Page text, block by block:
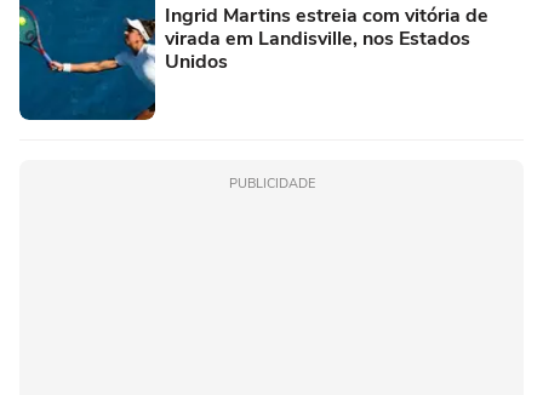
Ingrid Martins estreia com vitória de
virada em Landisville, nos Estados
Unidos
PUBLICIDADE